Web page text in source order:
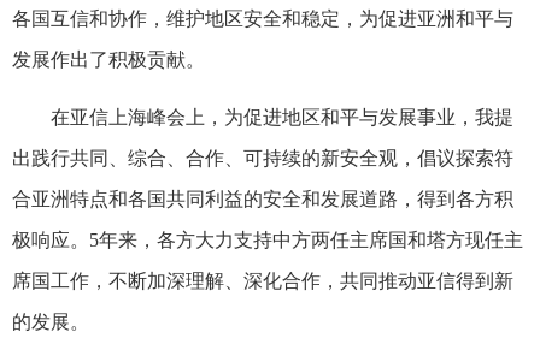
各国互信和协作，维护地区安全和稳定，为促进亚洲和平与
发展作出了积极贡献。
在亚信上海峰会上，为促进地区和平与发展事业，我提
出践行共同、综合、合作、可持续的新安全观，倡议探索符
合亚洲特点和各国共同利益的安全和发展道路，得到各方积
极响应。5年来，各方大力支持中方两任主席国和塔方现任主
席国工作，不断加深理解、深化合作，共同推动亚信得到新
的发展。